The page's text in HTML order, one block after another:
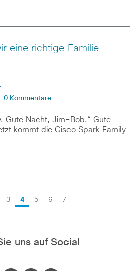
eine richtige Familie
0 Kommentare
Gute Nacht, Jim-Bob.“ Gute
kommt die Cisco Spark Family
3 4 5 6 7
uns auf Social